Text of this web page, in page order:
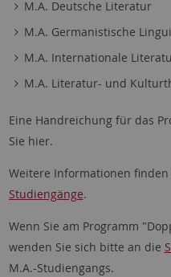
M.A. Deutsche Literatur
M.A. Germanistische
M.A. Internationale
M.A. Literatur- und
Eine Handreichung für das
Sie hier.
Weitere Informationen
Studiengänge.
Wenn Sie am Programm
wenden Sie sich bitte an die
M.A.-Studiengangs.